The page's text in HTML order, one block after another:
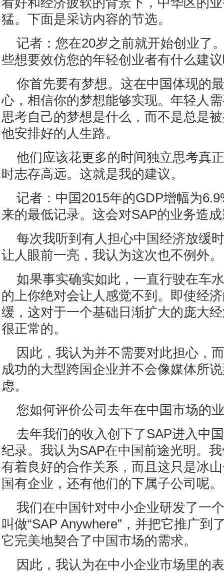
猛。下面是采访内容的节选。
记者：您在20岁之前就开始创业了
些想要效仿您的年轻创业者有什么建
你首先要有梦想。这在中国体现的
心，相信你的梦想能够实现。年轻人
思考自己的梦想是什么，而不是总是
他安排好的人生路。
他们应该花更多的时间独立思考真
时志存高远。这就是我的建议。
记者：中国2015年的GDP增幅为
来的最低记录。这会对SAP的业务造
每次我听到有人担心中国经济放缓
让人眼前一亮，我认为这次也不例外。
如果事实确实如此，一直行驶在车
的上你绝对会让人感觉不到。即使经
缓，这对于一个基础日渐扩大的庞大
很正常的。
因此，我认为并不需要对此担心，
成功的大型跨国企业并不会像媒体所
虑。
您如何评价公司去年在中国市场的
去年我们的收入创下了SAP进入中
纪录。我认为SAP在中国前途光明。
有着良好的合作关系，而且这只是冰
国有企业，还有他们的下属子公司呢。
我们在中国针对中小企业研发了一
叫做“SAP Anywhere”，并把它推广到
它完美地契合了中国市场的需求。
因此，我认为在中小企业市场里的